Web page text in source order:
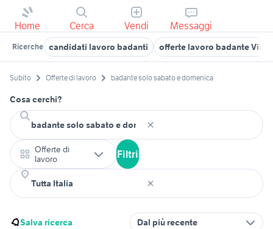
Home Cerca Vendi Messaggi
Ricerche candidati lavoro badanti offerte lavoro badante
Subito Offerte di lavoro badante solo sabato e domenica
Cosa cerchi?
Offerte di
lavoro
Filtri
Salva ricerca Dal più recente